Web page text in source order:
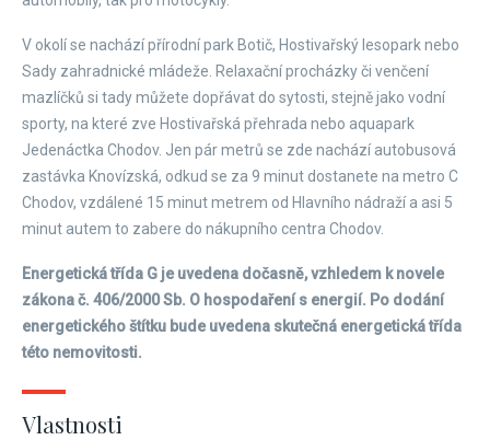
V okolí se nachází přírodní park Botič, Hostivařský lesopark nebo
Sady zahradnické mládeže. Relaxační procházky či venčení
mazlíčků si tady můžete dopřávat do sytosti, stejně jako vodní
sporty, na které zve Hostivařská přehrada nebo aquapark
Jedenáctka Chodov. Jen pár metrů se zde nachází autobusová
zastávka Knovízská, odkud se za 9 minut dostanete na metro C
Chodov, vzdálené 15 minut metrem od Hlavního nádraží a asi 5
minut autem to zabere do nákupního centra Chodov.
Energetická třída G je uvedena dočasně, vzhledem k novele
zákona č. 406/2000 Sb. O hospodaření s energií. Po dodání
energetického štítku bude uvedena skutečná energetická třída
této nemovitosti.
Vlastnosti